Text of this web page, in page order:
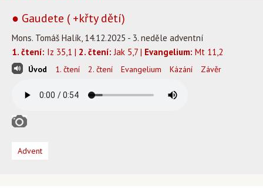
● Gaudete ( +křty dětí)
Mons. Tomáš Halík, 14.12.2025 - 3. neděle adventní
1. čtení: Iz 35,1 | 2. čtení: Jak 5,7 | Evangelium: Mt 11,2
Úvod 1. čtení 2. čtení Evangelium Kázání Závěr
Advent